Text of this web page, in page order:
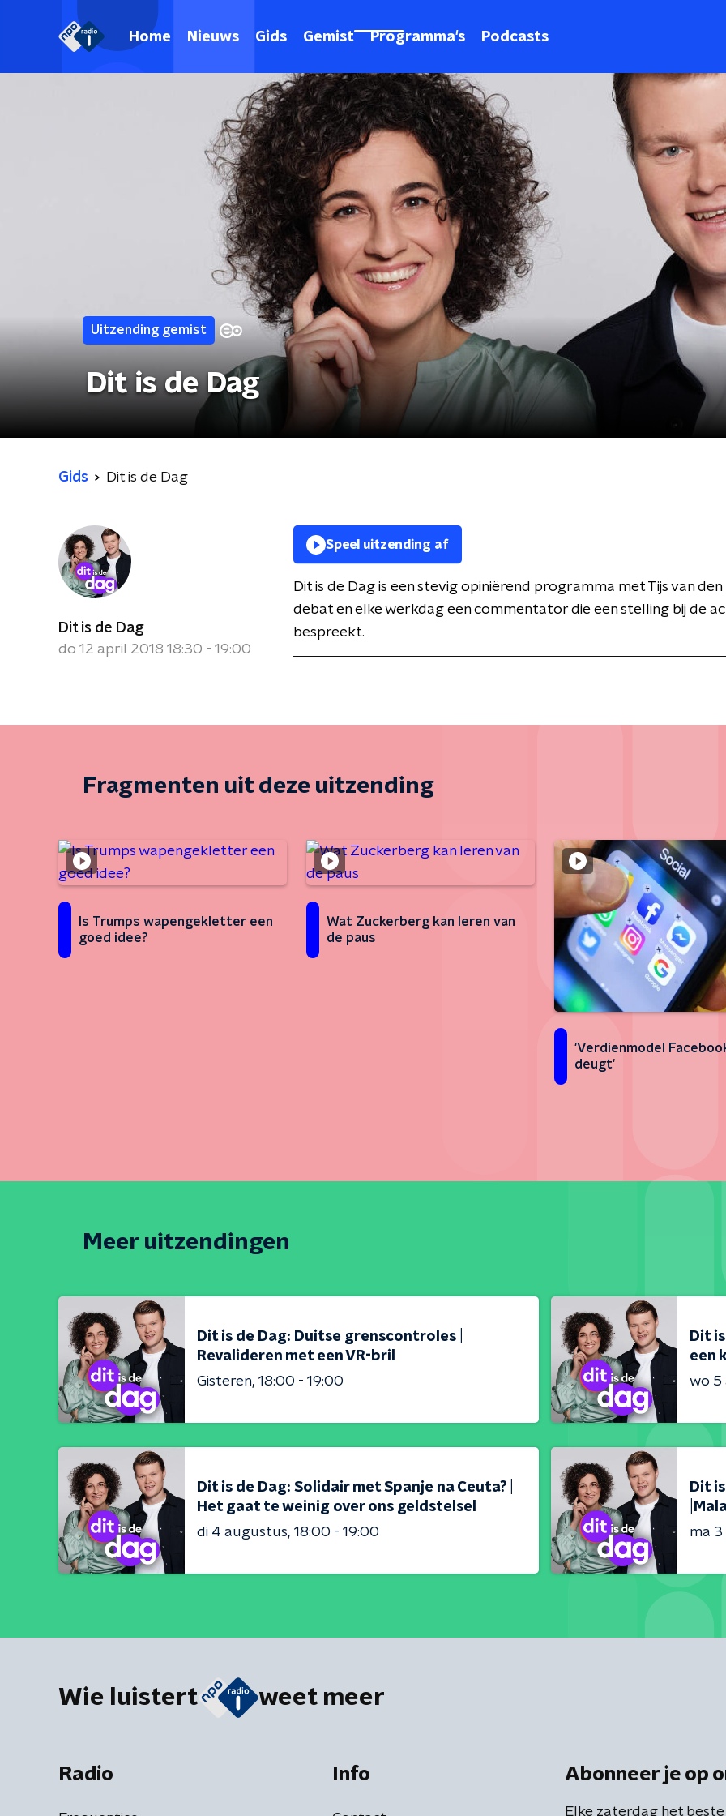
Home Nieuws Gids Gemist Programma's Podcasts
Uitzending gemist
Dit is de Dag
Gids Dit is de Dag
Dit is de Dag
do 12 april 2018 18:30 - 19:00
Speel uitzending af
Dit is de Dag is een stevig opiniërend programma met Tijs van
debat en elke werkdag een commentator die een stelling bij de
bespreekt.
Fragmenten uit deze uitzending
Is Trumps wapengekletter een
goed idee?
Wat Zuckerberg kan leren van
de paus
'Verdienmodel
deugt'
Meer uitzendingen
Dit is de Dag: Duitse grenscontroles |
Revalideren met een VR-bril
Gisteren 18:00 - 19:00
Dit
een
wo 5
Dit is de Dag: Solidair met Spanje na Ceuta? |
Het gaat te weinig over ons geldstelsel
di 4 augustus 18:00 - 19:00
Dit
ma
Wie luistert weet meer
Radio Info Abonneer je op
Elke zaterdag het beste